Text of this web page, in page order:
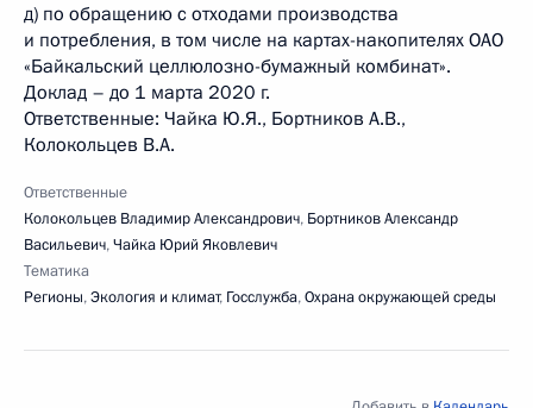
д) по обращению с отходами производства
и потребления, в том числе на картах-накопителях ОАО
«Байкальский целлюлозно-бумажный комбинат».
Доклад – до 1 марта 2020 г.
Ответственные: Чайка Ю.Я., Бортников А.В.,
Колокольцев В.А.
Ответственные
Колокольцев Владимир Александрович, Бортников Александр
Васильевич,Чайка Юрий Яковлевич
Тематика
Регионы,Экология и климат, Госслужба,Охрана окружающей среды